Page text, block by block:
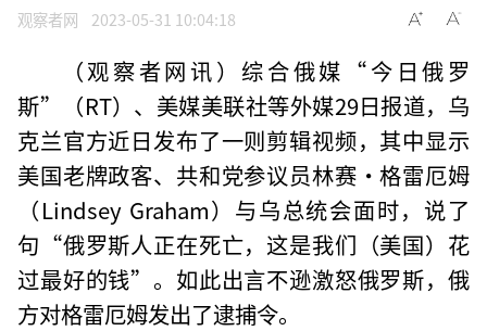
观察者网 2023-05-31 10:04:18
（观察者网讯）综合俄媒“今日俄罗
斯”（RT）、美媒美联社等外媒29日报道，乌
克兰官方近日发布了一则剪辑视频，其中显示
美国老牌政客、共和党参议员林赛·格雷厄姆
（Lindsey Graham）与乌总统会面时，说了
句“俄罗斯人正在死亡，这是我们（美国）花
过最好的钱”。如此出言不逊激怒俄罗斯，俄
方对格雷厄姆发出了逮捕令。